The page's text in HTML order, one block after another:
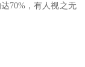
70%，有人视之无